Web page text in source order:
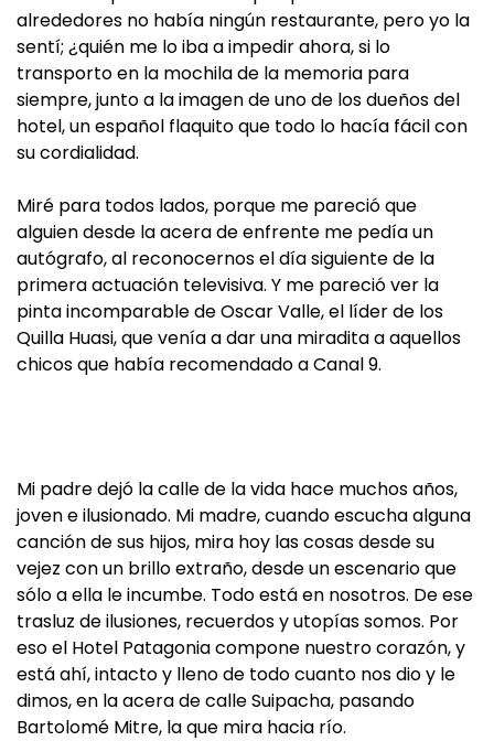
alrededores no había ningún restaurante, pero yo la
sentí; ¿quién me lo iba a impedir ahora, si lo
transporto en la mochila de la memoria para
siempre, junto a la imagen de uno de los dueños del
hotel, un español flaquito que todo lo hacía fácil con
su cordialidad.
Miré para todos lados, porque me pareció que
alguien desde la acera de enfrente me pedía un
autógrafo, al reconocernos el día siguiente de la
primera actuación televisiva. Y me pareció ver la
pinta incomparable de Oscar Valle, el líder de los
Quilla Huasi, que venía a dar una miradita a aquellos
chicos que había recomendado a Canal 9.
Mi padre dejó la calle de la vida hace muchos años,
joven e ilusionado. Mi madre, cuando escucha alguna
canción de sus hijos, mira hoy las cosas desde su
vejez con un brillo extraño, desde un escenario que
sólo a ella le incumbe. Todo está en nosotros. De ese
trasluz de ilusiones, recuerdos y utopías somos. Por
eso el Hotel Patagonia compone nuestro corazón, y
está ahí, intacto y lleno de todo cuanto nos dio y le
dimos, en la acera de calle Suipacha, pasando
Bartolomé Mitre, la que mira hacia río.